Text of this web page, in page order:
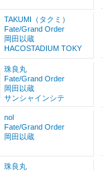
TAKUMI（タクミ）
Fate/Grand Order
岡田以蔵
HACOSTADIUM TOKY
珠良丸
Fate/Grand Order
岡田以蔵
サンシャインシテ
nol
Fate/Grand Order
岡田以蔵
珠良丸